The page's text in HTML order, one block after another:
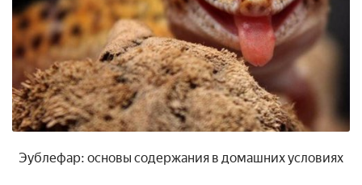
Эублефар: основы содержания в домашних условиях